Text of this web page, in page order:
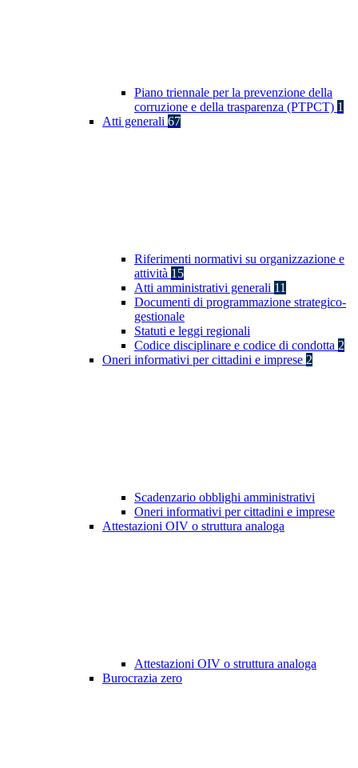
Piano triennale per la prevenzione della
corruzione e della trasparenza (PTPCT) 1
Atti generali 67
Riferimenti normativi su organizzazione e
attività 15
Atti amministrativi generali 11
Documenti di programmazione strategico-
gestionale
Statuti e leggi regionali
Codice disciplinare e codice di condotta 2
Oneri informativi per cittadini e imprese 2
Scadenzario obblighi amministrativi
Oneri informativi per cittadini e imprese
Attestazioni OIV o struttura analoga
Attestazioni OIV o struttura analoga
Burocrazia zero